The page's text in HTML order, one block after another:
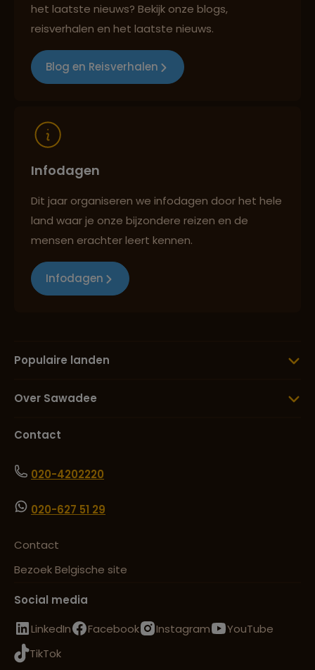
Reizen met oog voor mens, cultuur en milieu
het laatste nieuws? Bekijk onze blogs,
reisverhalen en het laatste nieuws.
Blog en Reisverhalen
Infodagen
Dit jaar organiseren we infodagen door het hele
land waar je onze bijzondere reizen en de
mensen erachter leert kennen.
Infodagen
Populaire landen
Over Sawadee
Contact
020-4202220
020-627 51 29
Contact
Bezoek Belgische site
Social media
LinkedIn
Facebook Instagram
YouTube
TikTok